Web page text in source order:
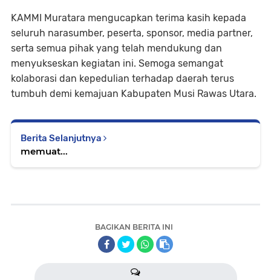
KAMMI Muratara mengucapkan terima kasih kepada
seluruh narasumber, peserta, sponsor, media partner,
serta semua pihak yang telah mendukung dan
menyukseskan kegiatan ini. Semoga semangat
kolaborasi dan kepedulian terhadap daerah terus
tumbuh demi kemajuan Kabupaten Musi Rawas Utara.
Berita Selanjutnya
memuat...
BAGIKAN BERITA INI